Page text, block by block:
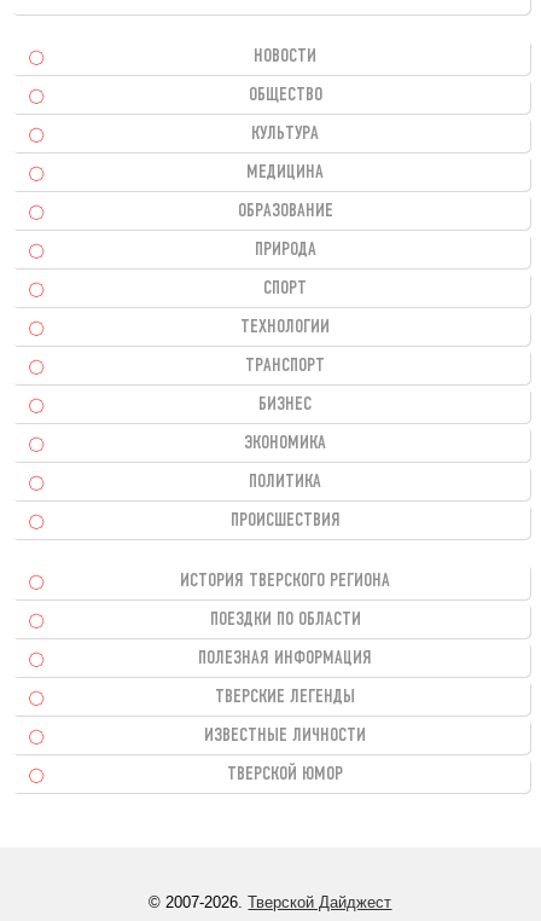
НОВОСТИ
ОБЩЕСТВО
КУЛЬТУРА
МЕДИЦИНА
ОБРАЗОВАНИЕ
ПРИРОДА
СПОРТ
ТЕХНОЛОГИИ
ТРАНСПОРТ
БИЗНЕС
ЭКОНОМИКА
ПОЛИТИКА
ПРОИСШЕСТВИЯ
ИСТОРИЯ ТВЕРСКОГО РЕГИОНА
ПОЕЗДКИ ПО ОБЛАСТИ
ПОЛЕЗНАЯ ИНФОРМАЦИЯ
ТВЕРСКИЕ ЛЕГЕНДЫ
ИЗВЕСТНЫЕ ЛИЧНОСТИ
ТВЕРСКОЙ ЮМОР
© 2007-2026.Тверской Дайджест